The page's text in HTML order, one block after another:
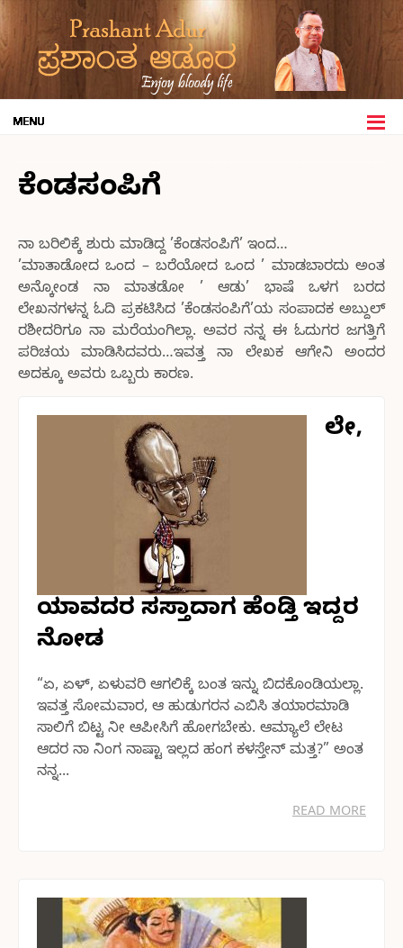
ಕೆಂಡಸಂಪಿಗೆ
ನಾ ಬರಿಲಿಕ್ಕೆ ಶುರು ಮಾಡಿದ್ದ ’ಕೆಂಡಸಂಪಿಗೆ’ ಇಂದ…
’ಮಾತಾಡೋದ ಒಂದ – ಬರೆಯೋದ ಒಂದ ’ ಮಾಡಬಾರದು ಅಂತ
ಅನ್ಕೋಂಡ ನಾ ಮಾತಡೋ ’ ಆಡು’ ಭಾಷೆ ಒಳಗ ಬರದ
ಲೇಖನಗಳನ್ನ ಓದಿ ಪ್ರಕಟಿಸಿದ ’ಕೆಂಡಸಂಪಿಗೆ’ಯ ಸಂಪಾದಕ ಅಬ್ದುಲ್
ರಶೀದರಿಗೂ ನಾ ಮರೆಯಂಗಿಲ್ಲಾ. ಅವರ ನನ್ನ ಈ ಓದುಗರ ಜಗತ್ತಿಗೆ
ಪರಿಚಯ ಮಾಡಿಸಿದವರು…ಇವತ್ತ ನಾ ಲೇಖಕ ಆಗೇನಿ ಅಂದರ
ಅದಕ್ಕೂ ಅವರು ಒಬ್ಬರು ಕಾರಣ.
ಲೇ,
ಯಾವದರ ಸಸ್ತಾದಾಗ ಹೆಂಡ್ತಿ ಇದ್ದರ
ನೋಡ
“ಏ, ಏಳ್, ಏಳುವರಿ ಆಗಲಿಕ್ಕೆ ಬಂತ ಇನ್ನು ಬಿದಕೊಂಡಿಯಲ್ಲಾ.
ಇವತ್ತ ಸೋಮವಾರ, ಆ ಹುಡುಗರನ ಎಬಿಸಿ ತಯಾರಮಾಡಿ
ಸಾಲಿಗೆ ಬಿಟ್ಟ ನೀ ಆಪೀಸಿಗೆ ಹೋಗಬೇಕು. ಆಮ್ಯಾಲೆ ಲೇಟ
ಆದರ ನಾ ನಿಂಗ ನಾಷ್ಟಾ ಇಲ್ಲದ ಹಂಗ ಕಳಸ್ತೇನ್ ಮತ್ತ?” ಅಂತ
ನನ್ನ...
READ MORE